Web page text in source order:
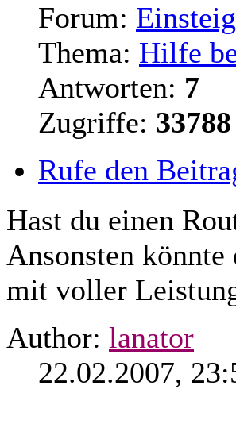
Forum:
Thema: Hilfe
Antworten: 7
Zugriffe: 33788
Rufe den
Hast du einen
Ansonsten
mit voller
Author: lanator
22.02.2007,